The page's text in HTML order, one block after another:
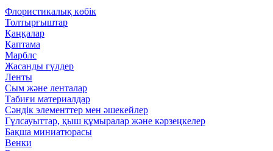
Флористикалық көбік
Толтырғыштар
Қаңқалар
Қаптама
Марблс
Жасанды гүлдер
Ленты
Сым және ленталар
Табиғи материалдар
Сәндік элементтер мен әшекейлер
Гүлсауыттар, қыш құмыралар және кәрзеңкелер
Бақша миниатюрасы
Венки